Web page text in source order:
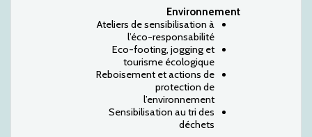
Environnement
Ateliers de sensibilisation à
l’éco-responsabilité
Eco-footing, jogging et
tourisme écologique
Reboisement et actions de
protection de
l’environnement
Sensibilisation au tri des
déchets